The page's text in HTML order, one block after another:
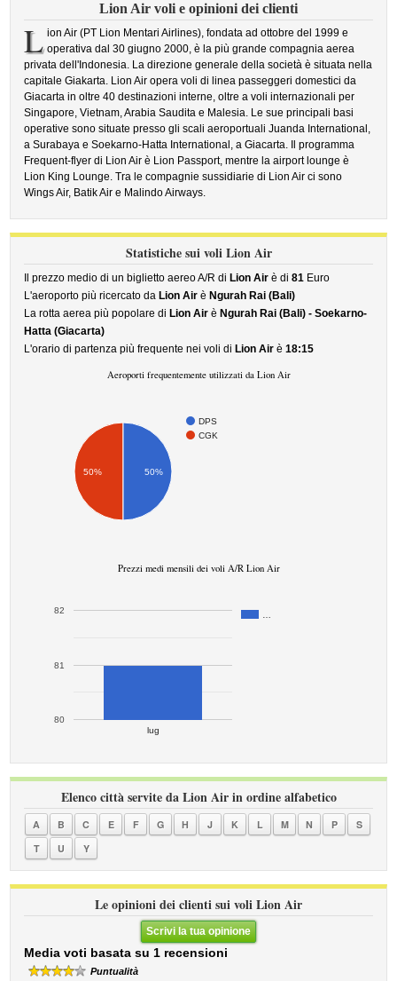
Lion Air voli e opinioni dei clienti
L ion Air (PT Lion Mentari Airlines), fondata ad ottobre del 1999 e
operativa dal 30 giugno 2000, è la più grande compagnia aerea
privata dell'Indonesia. La direzione generale della società è situata nella
capitale Giakarta. Lion Air opera voli di linea passeggeri domestici da
Giacarta in oltre 40 destinazioni interne, oltre a voli internazionali per
Singapore, Vietnam, Arabia Saudita e Malesia. Le sue principali basi
operative sono situate presso gli scali aeroportuali Juanda International,
a Surabaya e Soekarno-Hatta International, a Giacarta. Il programma
Frequent-flyer di Lion Air è Lion Passport, mentre la airport lounge è
Lion King Lounge. Tra le compagnie sussidiarie di Lion Air ci sono
Wings Air, Batik Air e Malindo Airways.
Statistiche sui voli Lion Air
Il prezzo medio di un biglietto aereo A/R di Lion Air è di81 Euro
L'aeroporto più ricercato da Lion Air è Ngurah Rai (Bali)
La rotta aerea più popolare di Lion Air è Ngurah Rai (Bali) - Soekarno-
Hatta (Giacarta)
L'orario di partenza più frequente nei voli di Lion Air è18:15
Aeroporti frequentemente utilizzati da Lion Air
DPS
CGK
50% 50%
Prezzi medi mensili dei voli A/R Lion Air
lug
80
81
82
Elenco città servite da Lion Air in ordine alfabetico
A B C E F G H J K L M N P
S
T
U Y
Le opinioni dei clienti sui voli Lion Air
Scrivi la tua opinione
Media voti basata su 1 recensioni
Puntualità